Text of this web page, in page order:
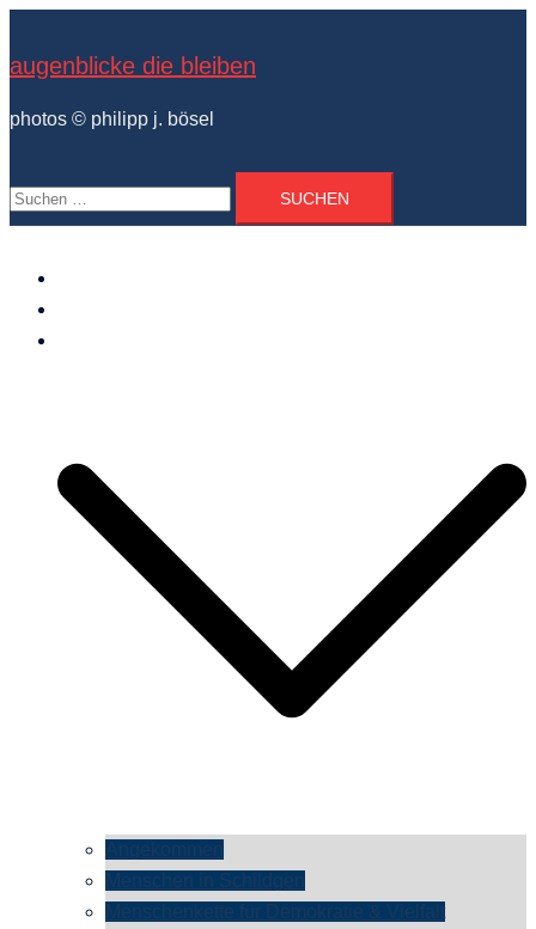
springen
augenblicke die bleiben
photos © philipp j. bösel
Suchen
nach:
Angekommen
Menschen in Schildgen
Menschenkette für Demokratie & Vielfalt